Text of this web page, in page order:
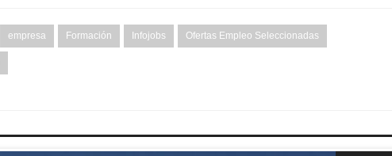
empresa Formación Infojobs Ofertas Empleo Seleccionadas